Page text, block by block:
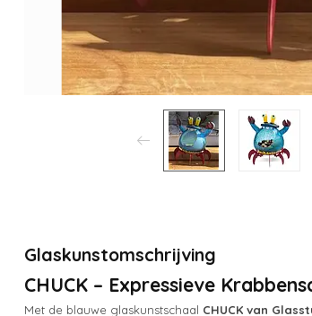
Glaskunstomschrijving
CHUCK – Expressieve
Met de blauwe glaskunstschaal CHUCK van